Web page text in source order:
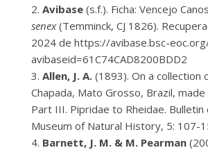
Avibase (s.f.). Ficha: Vencejo
senex(Temminck, CJ 1826).
2024 de https://avibase.bsc-
avibaseid=61C74CAD8200BDD2
Allen, J. A. (1893). On a collection
Chapada, Mato Grosso, Brazil, made
Part III. Pipridae to Rheidae. Bulletin
Museum of Natural History, 5: 107-
Barnett, J. M. & M. Pearman